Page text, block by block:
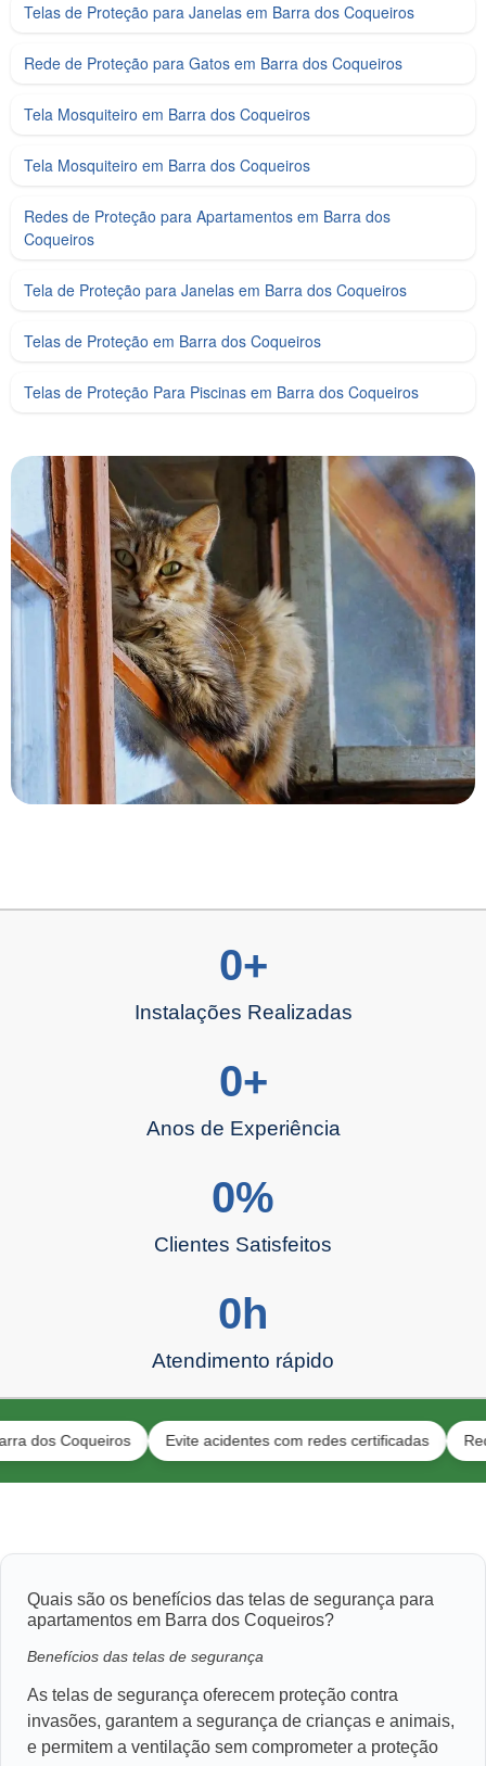
Telas de Proteção para Janelas em Barra dos Coqueiros
Rede de Proteção para Gatos em Barra dos Coqueiros
Tela Mosquiteiro em Barra dos Coqueiros
Tela Mosquiteiro em Barra dos Coqueiros
Redes de Proteção para Apartamentos em Barra dos
Coqueiros
Tela de Proteção para Janelas em Barra dos Coqueiros
Telas de Proteção em Barra dos Coqueiros
Telas de Proteção Para Piscinas em Barra dos Coqueiros
Instalações Realizadas
0+
Anos de Experiência
0+
Clientes Satisfeitos
0%
Atendimento rápido
0h
Evite acidentes com redes certificadas Redes
Quais são os benefícios das telas de segurança para
apartamentos em Barra dos Coqueiros?
Benefícios das telas de segurança
As telas de segurança oferecem proteção contra
invasões, garantem a segurança de crianças e animais,
e permitem a ventilação sem comprometer a proteção